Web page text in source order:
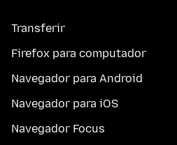
Transferir
Firefox para computador
Navegador para Android
Navegador para iOS
Navegador Focus